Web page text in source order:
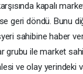
kapalı
geri döndü. Bunu
sahibine haber
grubu ile market
ve olay yerindeki